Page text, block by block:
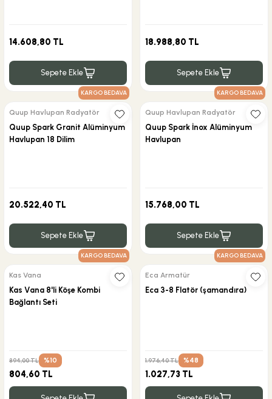
14.608,80 TL
Sepete Ekle
18.988,80 TL
Sepete Ekle
KARGO BEDAVA
Quup Havlupan Radyatör
Quup Spark Granit Alüminyum
Havlupan 18 Dilim
20.522,40 TL
Sepete Ekle
KARGO BEDAVA
Quup Havlupan Radyatör
Quup Spark İnox Alüminyum
Havlupan
15.768,00 TL
Sepete Ekle
KARGO BEDAVA
Kas Vana
Kas Vana 8'li Köşe Kombi
Bağlantı Seti
894,00 TL %10
804,60 TL
KARGO BEDAVA
Eca Armatür
Eca 3-8 Flatör (şamandıra)
1.976,40 TL %48
1.027,73 TL